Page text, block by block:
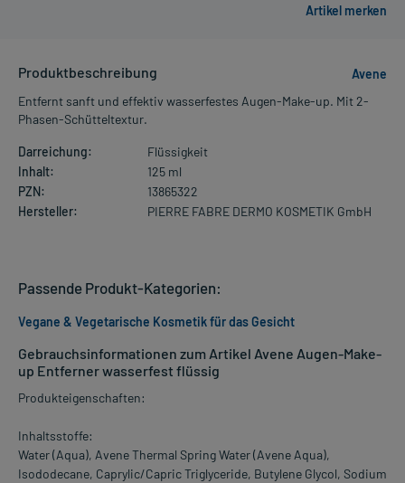
Produktbeschreibung
Avene
Entfernt sanft und effektiv wasserfestes Augen-Make-up. Mit 2-
Phasen-Schütteltextur.
Darreichung:
Flüssigkeit
Inhalt:
125 ml
PZN:
13865322
Hersteller:
PIERRE FABRE DERMO KOSMETIK GmbH
Gebrauchsinformationen zum Artikel Avene Augen-Make-
up Entferner wasserfest flüssig
Produkteigenschaften:
Inhaltsstoffe:
Water (Aqua), Avene Thermal Spring Water (Avene Aqua),
Isododecane, Caprylic/Capric Triglyceride, Butylene Glycol, Sodium
Passende Produkt-Kategorien:
Vegane & Vegetarische Kosmetik für das Gesicht